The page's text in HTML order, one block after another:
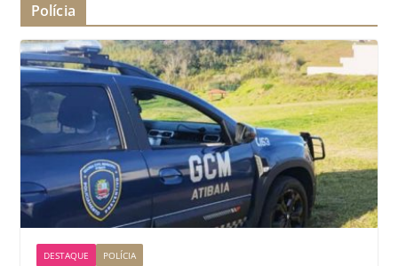
Polícia
DESTAQUE POLÍCIA